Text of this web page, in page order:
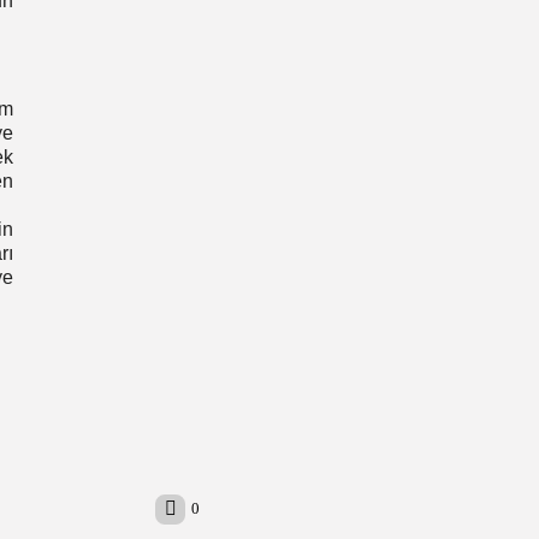
0